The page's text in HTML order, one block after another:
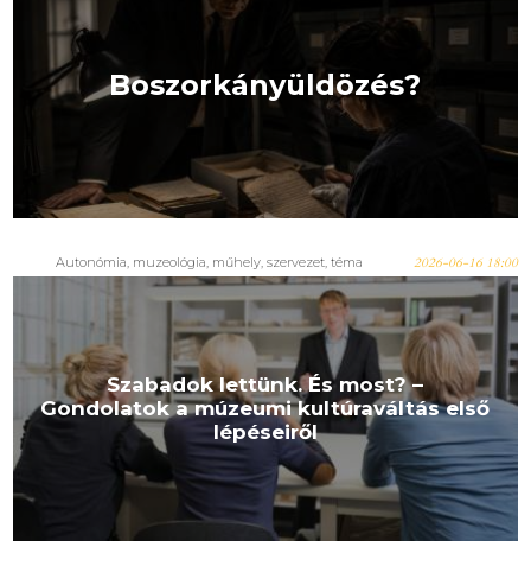
Boszorkányüldözés?
Autonómia, muzeológia, műhely, szervezet, téma 2026-06-16 18:00
Szabadok lettünk. És most? –
Gondolatok a múzeumi kultúraváltás első
lépéseiről